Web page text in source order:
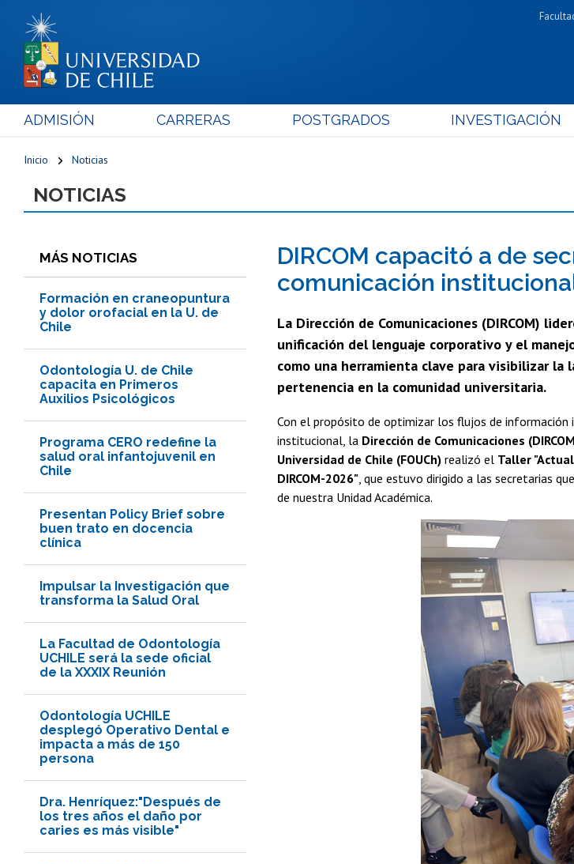
Cs.
ADMISIÓN CARRERAS POSTGRADOS INVESTIGACIÓN
Inicio Noticias
NOTICIAS
MÁS NOTICIAS
Formación en craneopuntura
y dolor orofacial en la U. de
Chile
Odontología U. de Chile
capacita en Primeros
Auxilios Psicológicos
Programa CERO redefine la
salud oral infantojuvenil en
Chile
Presentan Policy Brief sobre
buen trato en docencia
clínica
Impulsar la Investigación que
transforma la Salud Oral
La Facultad de Odontología
UCHILE será la sede oficial
de la XXXIX Reunión
Odontología UCHILE
desplegó Operativo Dental e
impacta a más de 150
persona
Dra. Henríquez:"Después de
los tres años el daño por
caries es más visible"
DIRCOM capacitó a de
comunicación
La Dirección de Comunicaciones (DIRCOM)
unificación del lenguaje corporativo y el
como una herramienta clave para visibilizar
pertenencia en la comunidad universitaria.
Con el propósito de optimizar los flujos de
institucional, la Dirección de Comunicaciones
Universidad de Chile (FOUCh) realizó el Taller
DIRCOM-2026" , que estuvo dirigido a las secretarias
de nuestra Unidad Académica.